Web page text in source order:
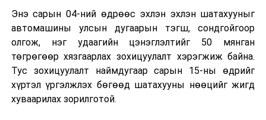
Энэ сарын 04-ний өдрөөс эхлэн эхлэн шатахууныг
автомашины улсын дугаарын тэгш, сондгойгоор
олгож, нэг удаагийн цэнэглэлтийг 50 мянган
төгрөгөөр хязгаарлах зохицуулалт хэрэгжиж байна.
Тус зохицуулалт наймдугаар сарын 15-ны өдрийг
хүртэл үргэлжлэх бөгөөд шатахууны нөөцийг жигд
хуваарилах зорилготой.